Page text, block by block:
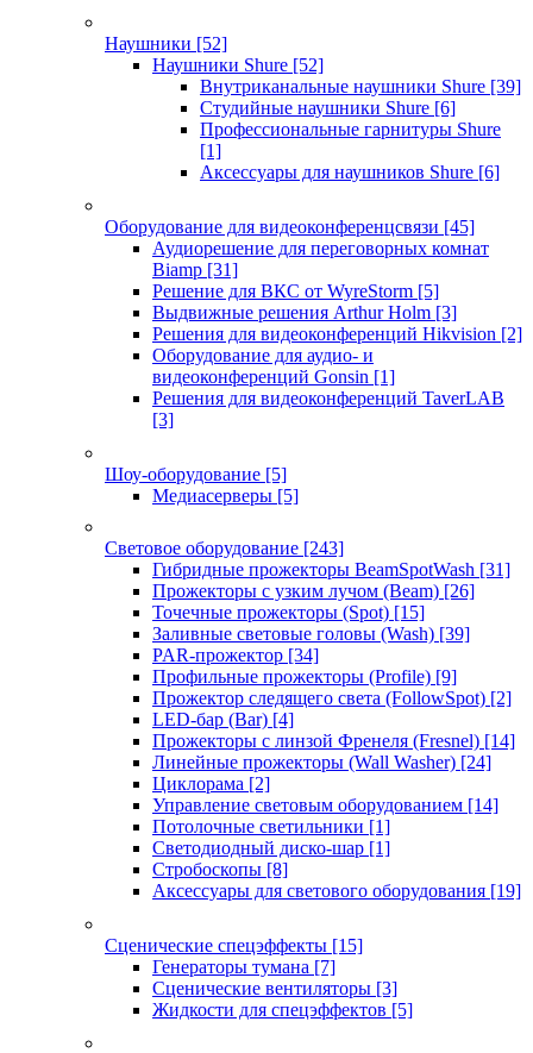
Наушники [52]
Наушники Shure [52]
Внутриканальные наушники Shure [39]
Студийные наушники Shure [6]
Профессиональные гарнитуры Shure
[1]
Аксессуары для наушников Shure [6]
Оборудование для видеоконференцсвязи [45]
Аудиорешение для переговорных комнат
Biamp [31]
Решение для ВКС от WyreStorm [5]
Выдвижные решения Arthur Holm [3]
Решения для видеоконференций Hikvision [2]
Оборудование для аудио- и
видеоконференций Gonsin [1]
Решения для видеоконференций TaverLAB
[3]
Шоу-оборудование [5]
Медиасерверы [5]
Световое оборудование [243]
Гибридные прожекторы BeamSpotWash [31]
Прожекторы с узким лучом (Beam) [26]
Точечные прожекторы (Spot) [15]
Заливные световые головы (Wash) [39]
PAR-прожектор [34]
Профильные прожекторы (Profile) [9]
Прожектор следящего света (FollowSpot) [2]
LED-бар (Bar) [4]
Прожекторы с линзой Френеля (Fresnel) [14]
Линейные прожекторы (Wall Washer) [24]
Циклорама [2]
Управление световым оборудованием [14]
Потолочные светильники [1]
Светодиодный диско-шар [1]
Стробоскопы [8]
Аксессуары для светового оборудования [19]
Сценические спецэффекты [15]
Генераторы тумана [7]
Сценические вентиляторы [3]
Жидкости для спецэффектов [5]